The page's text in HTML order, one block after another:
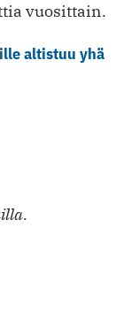
vuosittain.
altistuu yhä